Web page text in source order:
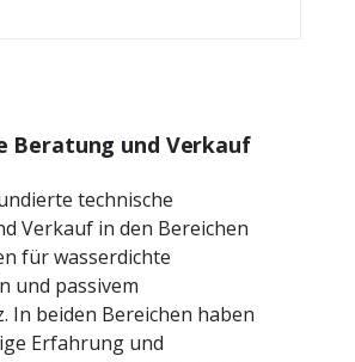
Beratung und Verkauf
technische
Verkauf in den Bereichen
für wasserdichte
und passivem
In beiden Bereichen haben
Erfahrung und